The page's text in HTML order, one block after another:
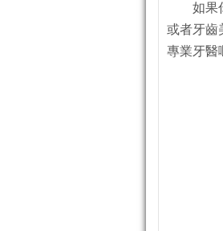
如果
或者牙齒
專業牙醫